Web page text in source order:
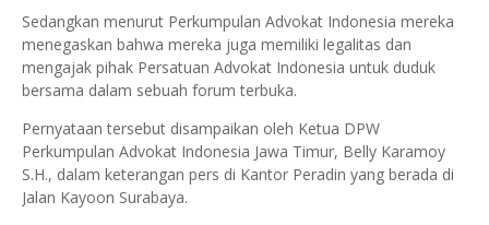
Sedangkan menurut Perkumpulan Advokat Indonesia mereka
menegaskan bahwa mereka juga memiliki legalitas dan
mengajak pihak Persatuan Advokat Indonesia untuk duduk
bersama dalam sebuah forum terbuka.
Pernyataan tersebut disampaikan oleh Ketua DPW
Perkumpulan Advokat Indonesia Jawa Timur, Belly Karamoy
S.H., dalam keterangan pers di Kantor Peradin yang berada di
Jalan Kayoon Surabaya.